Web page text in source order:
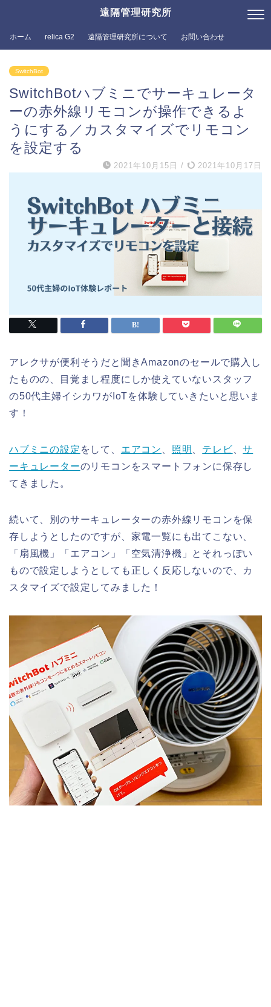
遠隔管理研究所
ホーム relica G2 遠隔管理研究所について お問い合わせ
SwitchBot
SwitchBotハブミニでサーキュレータ
ーの赤外線リモコンが操作できるよ
うにする／カスタマイズでリモコン
を設定する
2021年10月15日 / 2021年10月17日
アレクサが便利そうだと聞きAmazonのセールで購入し
たものの、目覚まし程度にしか使えていないスタッフ
の50代主婦イシカワがIoTを体験していきたいと思いま
す！
ハブミニの設定 をして、 エアコン 照明 テレビ 、サ
ーキュレーターのリモコンをスマートフォンに保存し
てきました。
続いて、別のサーキュレーターの赤外線リモコンを保
存しようとしたのですが、家電一覧にも出てこない、
「扇風機」「エアコン」「空気清浄機」とそれっぽい
もので設定しようとしても正しく反応しないので、カ
スタマイズで設定してみました！